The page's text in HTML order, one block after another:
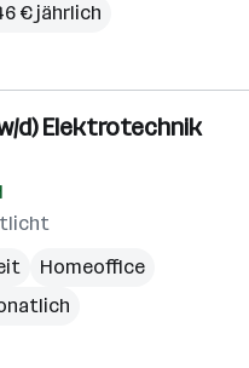
€ jährlich
d) Elektro­technik
Homeoffice